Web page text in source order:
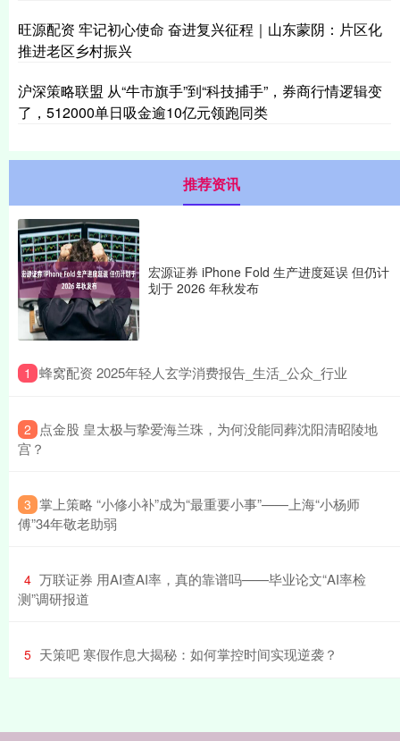
旺源配资 牢记初心使命 奋进复兴征程｜山东蒙阴：片区化
推进老区乡村振兴
沪深策略联盟 从“牛市旗手”到“科技捕手”，券商行情逻辑变
了，512000单日吸金逾10亿元领跑同类
推荐资讯
宏源证券 iPhone Fold 生产进度延误 但仍计
划于 2026 年秋发布
1 ​蜂窝配资 2025年轻人玄学消费报告_生活_公众_行业
2 ​点金股 皇太极与挚爱海兰珠，为何没能同葬沈阳清昭陵地
宫？
3 ​掌上策略 “小修小补”成为“最重要小事”——上海“小杨师
傅”34年敬老助弱
4 ​万联证券 用AI查AI率，真的靠谱吗——毕业论文“AI率检
测”调研报道
5 ​天策吧 寒假作息大揭秘：如何掌控时间实现逆袭？